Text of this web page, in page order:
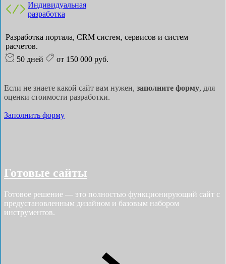
Индивидуальная
разработка
Разработка портала, CRM систем, сервисов и систем
расчетов.
50 дней
от 150 000 руб.
Если не знаете какой сайт вам нужен, заполните форму, для
оценки стоимости разработки.
Заполнить форму
Готовые сайты
Готовое решение — это полностью функционирующий сайт с
предустановленным дизайном и базовым набором
инструментов.